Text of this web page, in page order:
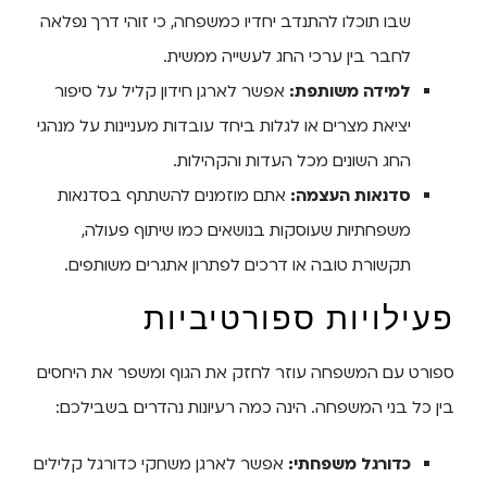
שבו תוכלו להתנדב יחדיו כמשפחה, כי זוהי דרך נפלאה
לחבר בין ערכי החג לעשייה ממשית.
למידה משותפת: אפשר לארגן חידון קליל על סיפור
יציאת מצרים או לגלות ביחד עובדות מעניינות על מנהגי
החג השונים מכל העדות והקהילות.
סדנאות העצמה: אתם מוזמנים להשתתף בסדנאות
משפחתיות שעוסקות בנושאים כמו שיתוף פעולה,
תקשורת טובה או דרכים לפתרון אתגרים משותפים.
פעילויות ספורטיביות
ספורט עם המשפחה עוזר לחזק את הגוף ומשפר את היחסים
בין כל בני המשפחה. הינה כמה רעיונות נהדרים בשבילכם:
כדורגל משפחתי: אפשר לארגן משחקי כדורגל קלילים